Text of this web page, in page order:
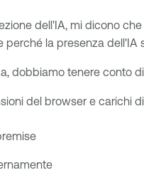
dell'IA, mi dicono
la presenza
dobbiamo tenere conto
del browser e carichi